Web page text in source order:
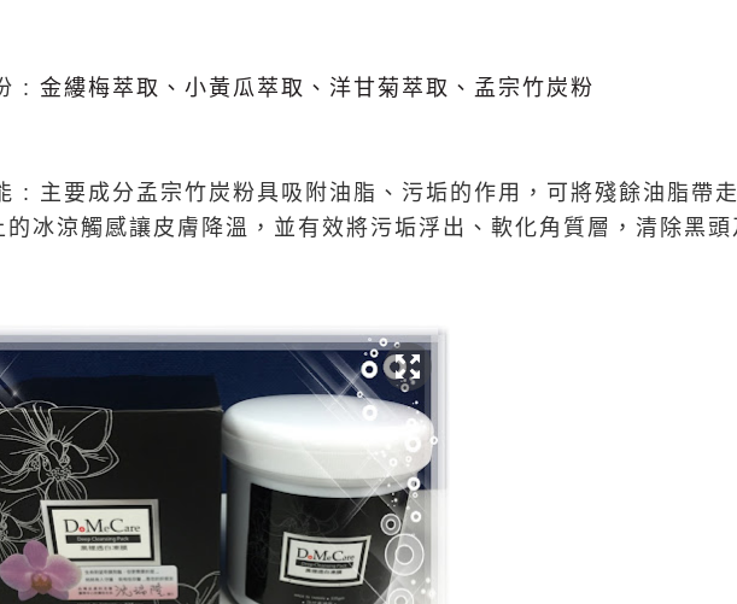
: 金縷梅萃取、小黃瓜萃取、洋甘菊萃取、孟宗竹炭粉
: 主要成分孟宗竹炭粉具吸附油脂、污垢的作用，可將殘餘油脂帶
的冰涼觸感讓皮膚降溫，並有效將污垢浮出、軟化角質層，清除黑頭